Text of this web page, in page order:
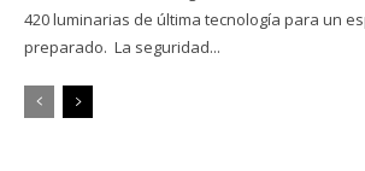
420 luminarias de última tecnología para un
preparado. La seguridad...